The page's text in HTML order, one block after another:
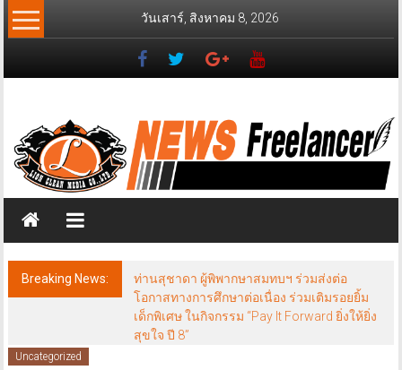
Skip
to
วันเสาร์, สิงหาคม 8, 2026
News
Freelancer
วส์
ฟรี
แลน
เซอร์
Breaking News:
ท่านสุชาดา ผู้พิพากษาสมทบฯ ร่วมส่งต่อ
โอกาสทางการศึกษาต่อเนื่อง ร่วมเติมรอยยิ้ม
เด็กพิเศษ ในกิจกรรม “Pay It Forward ยิ่งให้ยิ่ง
สุขใจ ปี 8”
Uncategorized